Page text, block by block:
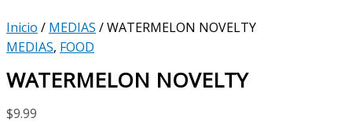
Inicio / MEDIAS / WATERMELON NOVELTY
MEDIAS, FOOD
WATERMELON NOVELTY
$9.99